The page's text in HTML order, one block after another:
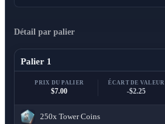
Détail par palier
Palier 1
PRIX DU PALIER
$7.00
ÉCART DE VALEUR
-$2.25
250x Tower Coins